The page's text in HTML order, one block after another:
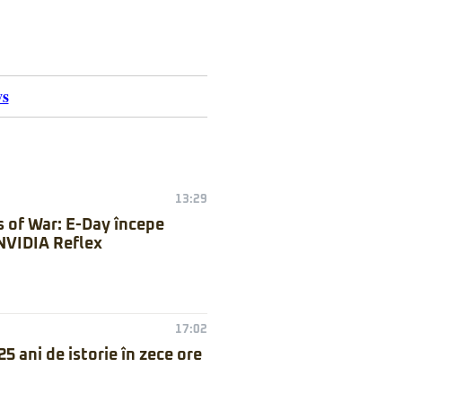
13:29
of War: E-Day începe
Reflex
17:02
ani de istorie în zece ore